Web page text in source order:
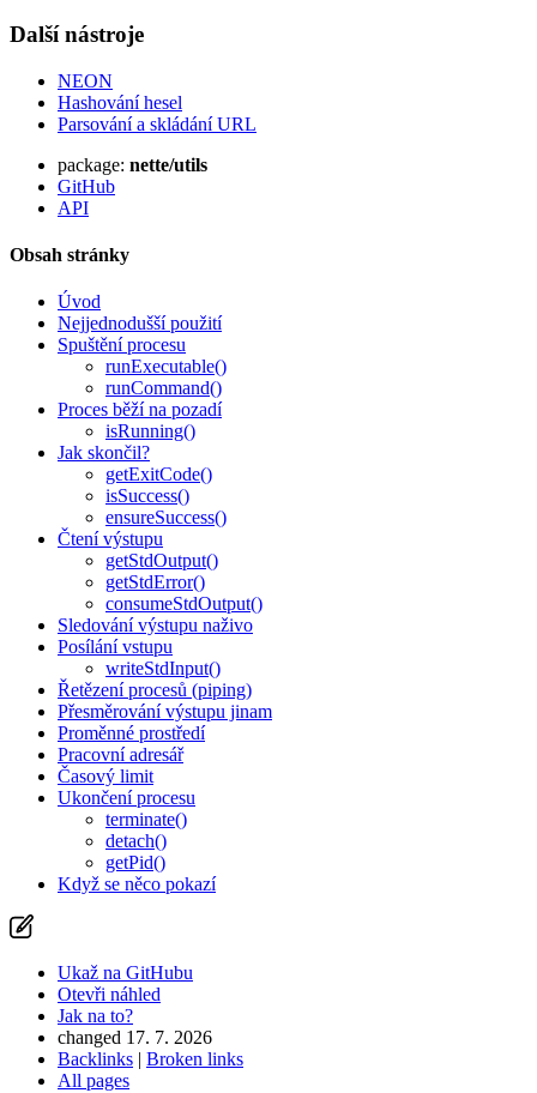
Ukaž na GitHubu
Otevři náhled
Nahlásit problém s touto stránkou na GitHubu
Další nástroje
NEON
Hashování hesel
Parsování a skládání URL
package: nette/utils
GitHub
API
Obsah stránky
Úvod
Nejjednodušší použití
Spuštění procesu
runExecutable()
runCommand()
Proces běží na pozadí
isRunning()
Jak skončil?
getExitCode()
isSuccess()
ensureSuccess()
Čtení výstupu
getStdOutput()
getStdError()
consumeStdOutput()
Sledování výstupu naživo
Posílání vstupu
writeStdInput()
Řetězení procesů (piping)
Přesměrování výstupu jinam
Proměnné prostředí
Pracovní adresář
Časový limit
Ukončení procesu
terminate()
detach()
getPid()
Když se něco pokazí
Ukaž na GitHubu
Otevři náhled
Jak na to?
changed 17. 7. 2026
Backlinks | Broken links
All pages